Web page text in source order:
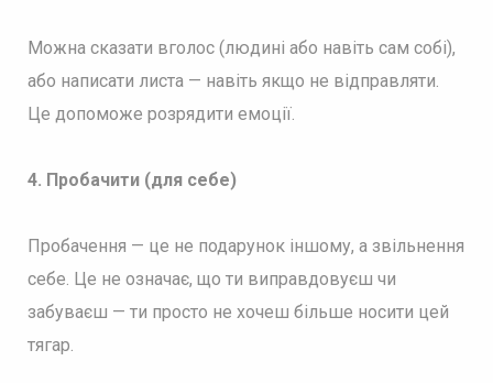
Можна сказати вголос (людині або навіть сам собі),
або написати листа — навіть якщо не відправляти.
Це допоможе розрядити емоції.
4. Пробачити (для себе)
Пробачення — це не подарунок іншому, а звільнення
себе. Це не означає, що ти виправдовуєш чи
забуваєш — ти просто не хочеш більше носити цей
тягар.